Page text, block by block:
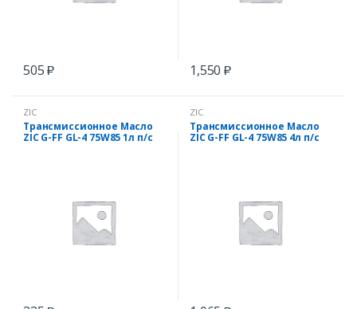
505₽ 1,550₽
ZIC
Трансмиссионное Масло
ZIC G-FF GL-4 75W85 1л п/с
ZIC
Трансмиссионное Масло
ZIC G-FF GL-4 75W85 4л п/с